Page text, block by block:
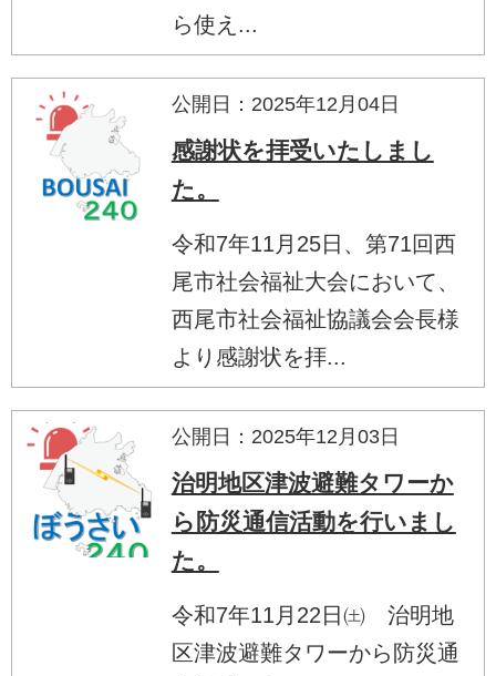
ら使え...
公開日：2025年12月04日
感謝状を拝受いたしまし
た。
令和7年11月25日、第71回西
尾市社会福祉大会において、
西尾市社会福祉協議会会長様
より感謝状を拝...
公開日：2025年12月03日
治明地区津波避難タワーか
ら防災通信活動を行いまし
た。
令和7年11月22日㈯ 治明地
区津波避難タワーから防災通